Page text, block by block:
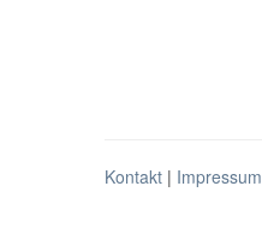
Kontakt | Impressum